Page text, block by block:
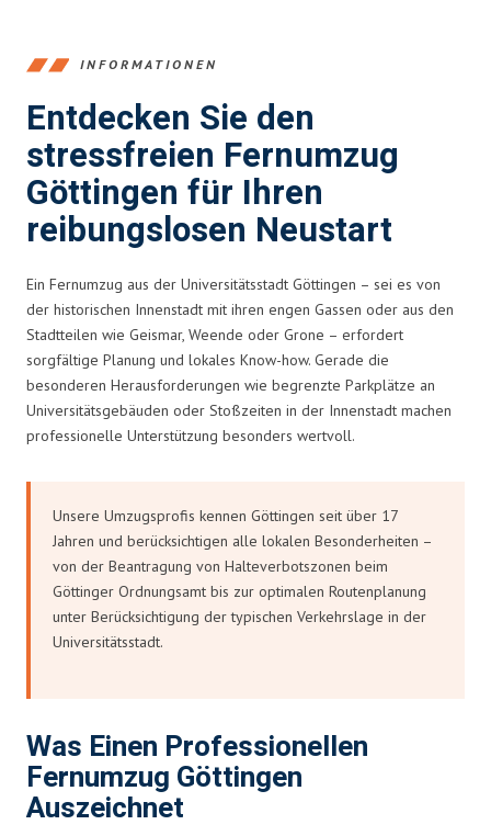
INFORMATIONEN
Entdecken Sie den
stressfreien Fernumzug
Göttingen für Ihren
reibungslosen Neustart
Ein Fernumzug aus der Universitätsstadt Göttingen – sei es von
der historischen Innenstadt mit ihren engen Gassen oder aus den
Stadtteilen wie Geismar, Weende oder Grone – erfordert
sorgfältige Planung und lokales Know-how. Gerade die
besonderen Herausforderungen wie begrenzte Parkplätze an
Universitätsgebäuden oder Stoßzeiten in der Innenstadt machen
professionelle Unterstützung besonders wertvoll.
Unsere Umzugsprofis kennen Göttingen seit über 17
Jahren und berücksichtigen alle lokalen Besonderheiten –
von der Beantragung von Halteverbotszonen beim
Göttinger Ordnungsamt bis zur optimalen Routenplanung
unter Berücksichtigung der typischen Verkehrslage in der
Universitätsstadt.
Was Einen Professionellen
Fernumzug Göttingen
Auszeichnet